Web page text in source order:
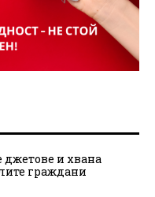
джетове и хвана
граждани